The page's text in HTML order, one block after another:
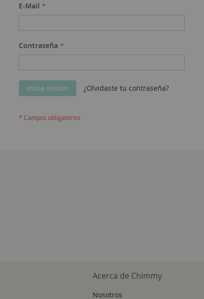
E-Mail
Contraseña
Inicia sesión ¿Olvidaste tu contraseña?
Acerca de Chimmy
Nosotros